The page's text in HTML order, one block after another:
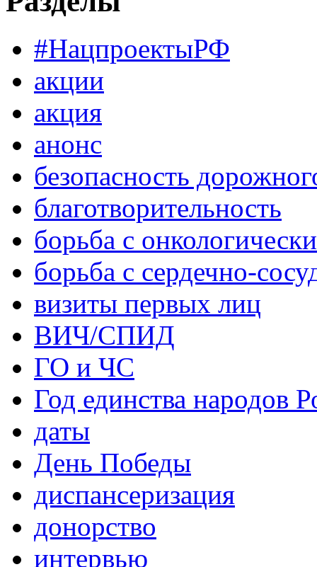
#НацпроектыРФ
акции
акция
анонс
безопасность
благотворительность
борьба с
борьба с сердечно-
визиты первых лиц
ВИЧ/СПИД
ГО и ЧС
Год единства народов
даты
День Победы
диспансеризация
донорство
интервью